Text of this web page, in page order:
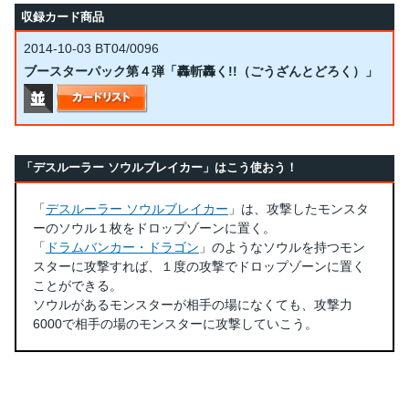
収録カード商品
2014-10-03 BT04/0096
ブースターパック第４弾「轟斬轟く!!（ごうざんとどろく）」
「デスルーラー ソウルブレイカー」はこう使おう！
「デスルーラー ソウルブレイカー 」は、攻撃したモンスタ
ーのソウル１枚をドロップゾーンに置く。
「 ドラムバンカー・ドラゴン 」のようなソウルを持つモン
スターに攻撃すれば、１度の攻撃でドロップゾーンに置く
ことができる。
ソウルがあるモンスターが相手の場になくても、攻撃力
6000で相手の場のモンスターに攻撃していこう。